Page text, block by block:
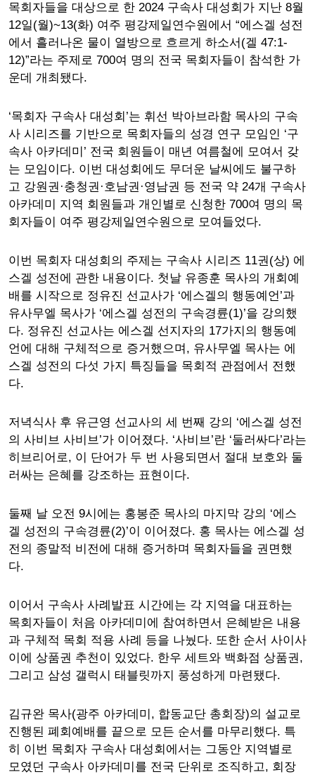
목회자들을 대상으로 한 2024 구속사 대성회가 지난 8월
12일(월)~13(화) 여주 평강제일연수원에서 “에스겔 성전
에서 흘러나온 물이 열방으로 흐르게 하소서(겔 47:1-
12)”라는 주제로 700여 명의 전국 목회자들이 참석한 가
운데 개최됐다.
‘목회자 구속사 대성회’는 휘선 박아브라함 목사의 구속
사 시리즈를 기반으로 목회자들의 성경 연구 모임인 ‘구
속사 아카데미’ 전국 회원들이 매년 여름철에 모여서 갖
는 모임이다. 이번 대성회에도 무더운 날씨에도 불구하
고 강원권·충청권·호남권·영남권 등 전국 약 24개 구속사
아카데미 지역 회원들과 개인별로 신청한 700여 명의 목
회자들이 여주 평강제일연수원으로 모여들었다.
이번 목회자 대성회의 주제는 구속사 시리즈 11권(상) 에
스겔 성전에 관한 내용이다. 첫날 유종훈 목사의 개회예
배를 시작으로 정유진 선교사가 ‘에스겔의 행동예언’과
유사무엘 목사가 ‘에스겔 성전의 구속경륜(1)’을 강의했
다. 정유진 선교사는 에스겔 선지자의 17가지의 행동예
언에 대해 구체적으로 증거했으며, 유사무엘 목사는 에
스겔 성전의 다섯 가지 특징들을 목회적 관점에서 전했
다.
저녁식사 후 유근영 선교사의 세 번째 강의 ‘에스겔 성전
의 사비브 사비브’가 이어졌다. ‘사비브’란 ‘둘러싸다’라는
히브리어로, 이 단어가 두 번 사용되면서 절대 보호와 둘
러싸는 은혜를 강조하는 표현이다.
둘째 날 오전 9시에는 홍봉준 목사의 마지막 강의 ‘에스
겔 성전의 구속경륜(2)’이 이어졌다. 홍 목사는 에스겔 성
전의 종말적 비전에 대해 증거하며 목회자들을 권면했
다.
이어서 구속사 사례발표 시간에는 각 지역을 대표하는
목회자들이 처음 아카데미에 참여하면서 은혜받은 내용
과 구체적 목회 적용 사례 등을 나눴다. 또한 순서 사이사
이에 상품권 추천이 있었다. 한우 세트와 백화점 상품권,
그리고 삼성 갤럭시 태블릿까지 풍성하게 마련됐다.
김규완 목사(광주 아카데미, 합동교단 총회장)의 설교로
진행된 폐회예배를 끝으로 모든 순서를 마무리했다. 특
히 이번 목회자 구속사 대성회에서는 그동안 지역별로
모였던 구속사 아카데미를 전국 단위로 조직하고, 회장